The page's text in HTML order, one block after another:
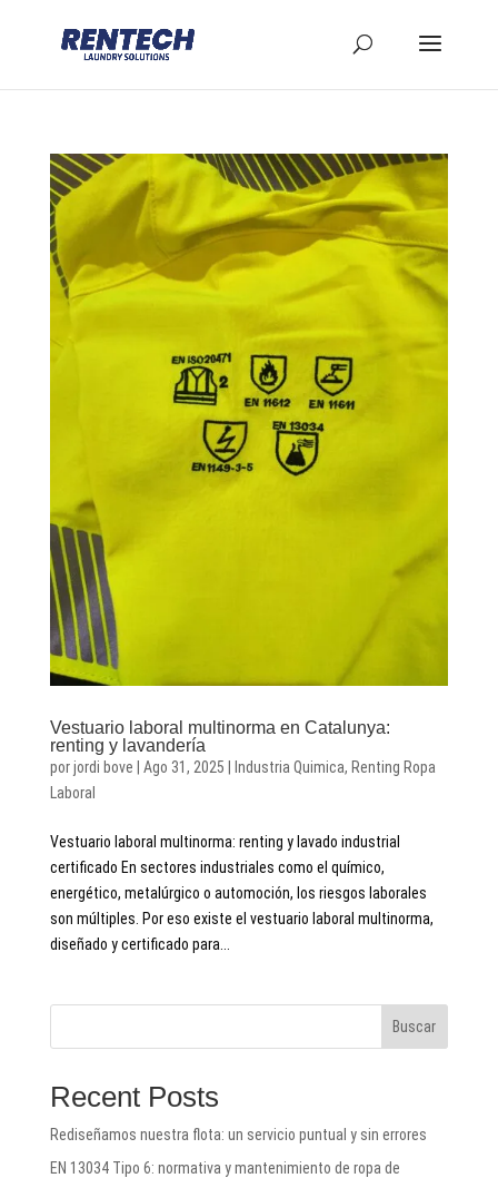
Vestuario laboral multinorma en Catalunya:
renting y lavandería
porjordi bove Ago 31, 2025 Industria Quimica, Renting Ropa
Laboral
Vestuario laboral multinorma: renting y lavado industrial
certificado En sectores industriales como el químico,
energético, metalúrgico o automoción, los riesgos laborales
son múltiples. Por eso existe el vestuario laboral multinorma,
diseñado y certificado para...
Buscar
Recent Posts
Rediseñamos nuestra flota: un servicio puntual y sin errores
EN 13034 Tipo 6: normativa y mantenimiento de ropa de